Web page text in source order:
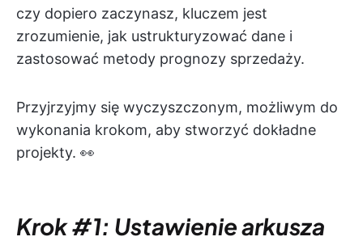
czy dopiero zaczynasz, kluczem jest
zrozumienie, jak ustrukturyzować dane i
zastosować metody prognozy sprzedaży.
Przyjrzyjmy się wyczyszczonym, możliwym do
wykonania krokom, aby stworzyć dokładne
projekty. 👀
Krok #1: Ustawienie arkusza